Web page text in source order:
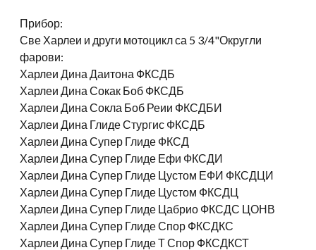
Прибор:
Све Харлеи и други мотоцикл са 5 3/4"Округли
фарови:
Харлеи Дина Даитона ФКСДБ
Харлеи Дина Сокак Боб ФКСДБ
Харлеи Дина Сокла Боб Реии ФКСДБИ
Харлеи Дина Глиде Стургис ФКСДБ
Харлеи Дина Супер Глиде ФКСД
Харлеи Дина Супер Глиде Ефи ФКСДИ
Харлеи Дина Супер Глиде Цустом ЕФИ ФКСДЦИ
Харлеи Дина Супер Глиде Цустом ФКСДЦ
Харлеи Дина Супер Глиде Цабрио ФКСДС ЦОНВ
Харлеи Дина Супер Глиде Спор ФКСДКС
Харлеи Дина Супер Глиде Т Спор ФКСДКСТ